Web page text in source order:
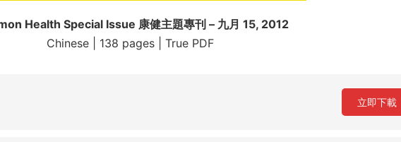
Health Special Issue 康健主題專刊 – 九月 15, 2012
Chinese | 138 pages | True PDF
立即下載